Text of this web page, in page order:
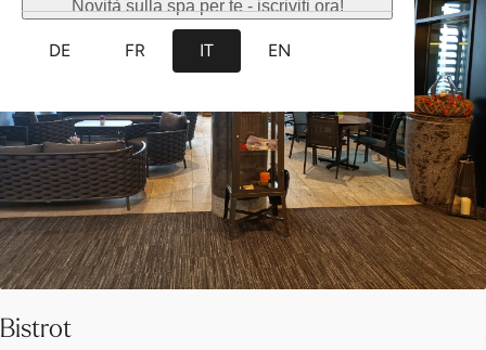
Novità sulla spa per te - iscriviti ora!
DE FR IT EN
Bistrot